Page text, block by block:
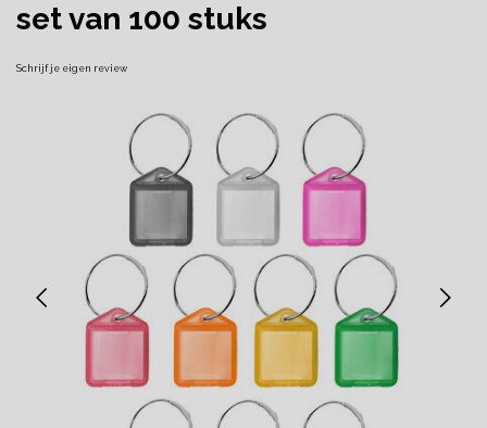
set van 100 stuks
Schrijf je eigen review